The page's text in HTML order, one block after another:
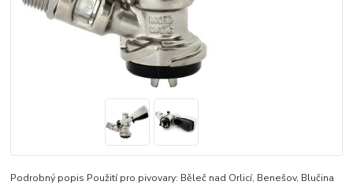
Podrobný popis Použití pro pivovary: Běleč nad Orlicí, Benešov, Blučina